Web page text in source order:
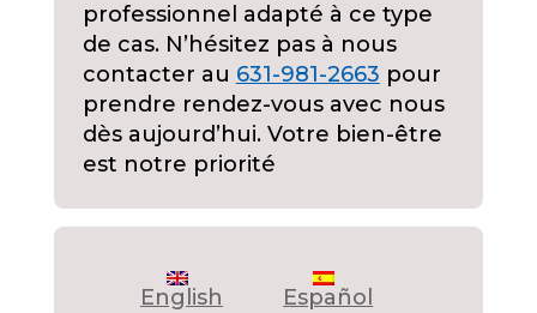
professionnel adapté à ce type
de cas. N’hésitez pas à nous
contacter au 631-981-2663 pour
prendre rendez-vous avec nous
dès aujourd’hui. Votre bien-être
est notre priorité
English
Español